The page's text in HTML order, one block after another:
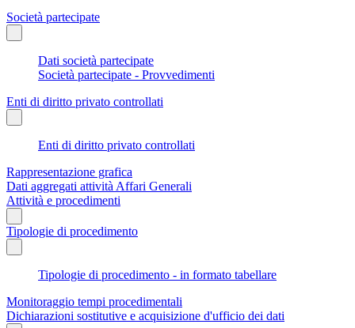
Società partecipate
Dati società partecipate
Società partecipate - Provvedimenti
Enti di diritto privato controllati
Enti di diritto privato controllati
Rappresentazione grafica
Dati aggregati attività Affari Generali
Attività e procedimenti
Tipologie di procedimento
Tipologie di procedimento - in formato tabellare
Monitoraggio tempi procedimentali
Dichiarazioni sostitutive e acquisizione d'ufficio dei dati